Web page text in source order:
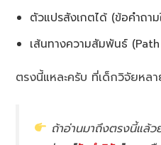
ตัวแปรสังเกตได้ (ข้อคำถา
เส้นทางความสัมพันธ์
ตรงนี้แหละครับ ที่เด็กวิจัยหล
ถ้าอ่านมาถึงตรงนี้แล้